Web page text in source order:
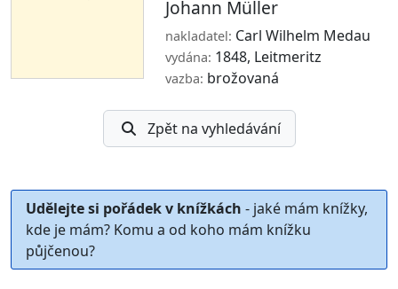
Johann Müller
nakladatel: Carl Wilhelm Medau
vydána: 1848, Leitmeritz
vazba: brožovaná
Zpět na vyhledávání
Udělejte si pořádek v knížkách - jaké mám knížky,
kde je mám? Komu a od koho mám knížku
půjčenou?